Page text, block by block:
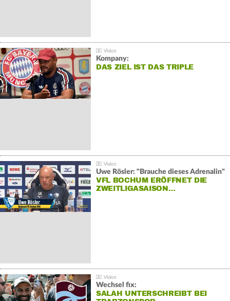
Kompany:
DAS ZIEL IST DAS TRIPLE
Uwe Rösler: "Brauche dieses Adrenalin"
VFL BOCHUM ERÖFFNET DIE
ZWEITLIGASAISON…
Wechsel fix:
SALAH UNTERSCHREIBT BEI